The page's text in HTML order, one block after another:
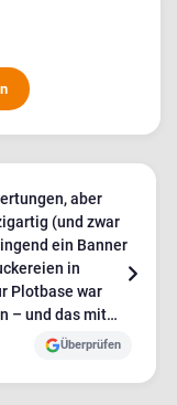
aber
(und zwar
in
Plotbase war
– und das mit
waren eher
gesagt, ich habe
Überprüfen